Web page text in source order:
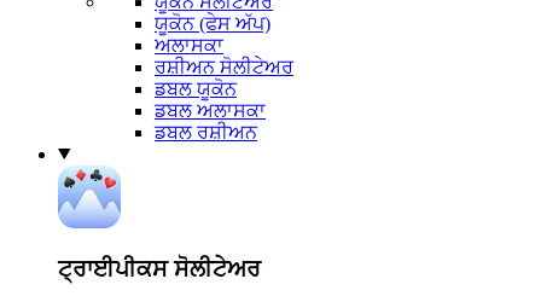
ਯੂਕੋਨ (ਫੇਸ ਅੱਪ)
ਅਲਾਸਕਾ
ਰਸ਼ੀਅਨ ਸੋਲੀਟੇਅਰ
ਡਬਲ ਯੂਕੋਨ
ਡਬਲ ਅਲਾਸਕਾ
ਡਬਲ ਰਸ਼ੀਅਨ
ਟ੍ਰਾਈਪੀਕਸ ਸੋਲੀਟੇਅਰ